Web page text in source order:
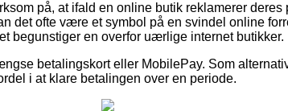
på, at ifald en online butik reklamerer deres
det ofte være et symbol på en svindel online
begunstiger en overfor uærlige internet butikker.
betalingskort eller MobilePay. Som
i at klare betalingen over en periode.